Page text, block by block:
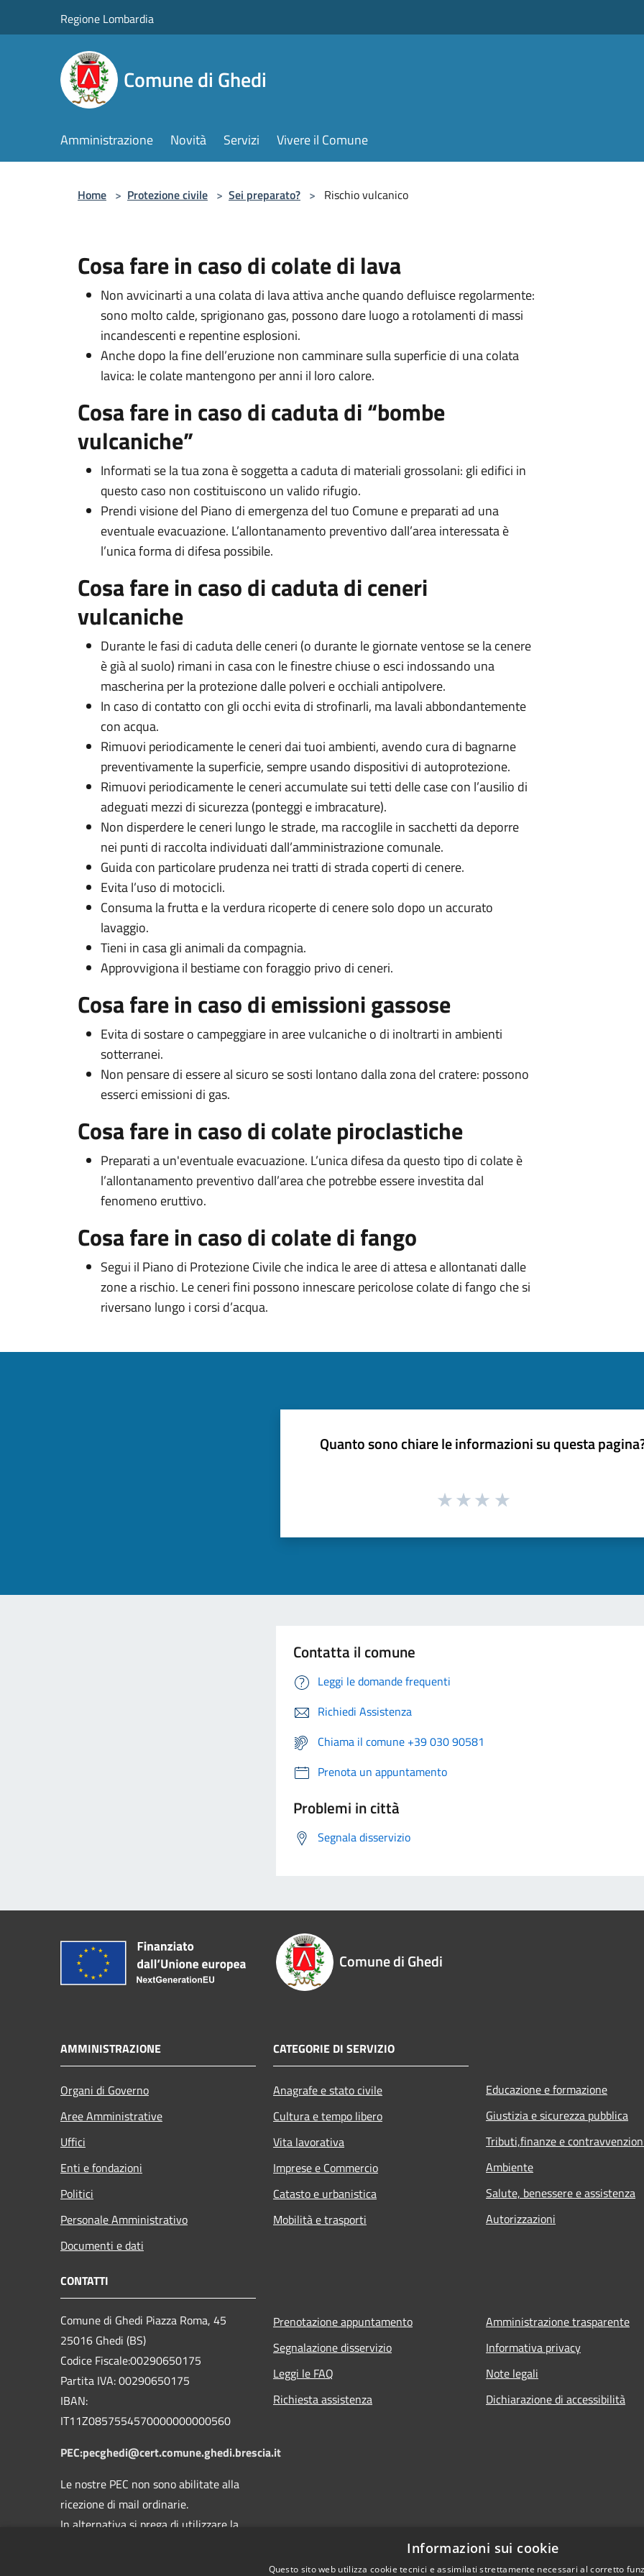
Regione Lombardia
Comune di Ghedi
Amministrazione Novità Servizi Vivere il Comune
Home > Protezione civile > Sei preparato? > Rischio vulcanico
Cosa fare in caso di colate di lava
Non avvicinarti a una colata di lava attiva anche quando defluisce regolarmente:
sono molto calde, sprigionano gas, possono dare luogo a rotolamenti di massi
incandescenti e repentine esplosioni.
Anche dopo la fine dell’eruzione non camminare sulla superficie di una colata
lavica: le colate mantengono per anni il loro calore.
Cosa fare in caso di caduta di “bombe
vulcaniche”
Informati se la tua zona è soggetta a caduta di materiali grossolani: gli edifici in
questo caso non costituiscono un valido rifugio.
Prendi visione del Piano di emergenza del tuo Comune e preparati ad una
eventuale evacuazione. L’allontanamento preventivo dall’area interessata è
l’unica forma di difesa possibile.
Cosa fare in caso di caduta di ceneri
vulcaniche
Durante le fasi di caduta delle ceneri (o durante le giornate ventose se la cenere
è già al suolo) rimani in casa con le finestre chiuse o esci indossando una
mascherina per la protezione dalle polveri e occhiali antipolvere.
In caso di contatto con gli occhi evita di strofinarli, ma lavali abbondantemente
con acqua.
Rimuovi periodicamente le ceneri dai tuoi ambienti, avendo cura di bagnarne
preventivamente la superficie, sempre usando dispositivi di autoprotezione.
Rimuovi periodicamente le ceneri accumulate sui tetti delle case con l’ausilio di
adeguati mezzi di sicurezza (ponteggi e imbracature).
Non disperdere le ceneri lungo le strade, ma raccoglile in sacchetti da deporre
nei punti di raccolta individuati dall’amministrazione comunale.
Guida con particolare prudenza nei tratti di strada coperti di cenere.
Evita l’uso di motocicli.
Consuma la frutta e la verdura ricoperte di cenere solo dopo un accurato
lavaggio.
Tieni in casa gli animali da compagnia.
Approvvigiona il bestiame con foraggio privo di ceneri.
Cosa fare in caso di emissioni gassose
Evita di sostare o campeggiare in aree vulcaniche o di inoltrarti in ambienti
sotterranei.
Non pensare di essere al sicuro se sosti lontano dalla zona del cratere: possono
esserci emissioni di gas.
Cosa fare in caso di colate piroclastiche
Preparati a un'eventuale evacuazione. L’unica difesa da questo tipo di colate è
l’allontanamento preventivo dall’area che potrebbe essere investita dal
fenomeno eruttivo.
Cosa fare in caso di colate di fango
Segui il Piano di Protezione Civile che indica le aree di attesa e allontanati dalle
zone a rischio. Le ceneri fini possono innescare pericolose colate di fango che si
riversano lungo i corsi d’acqua.
Quanto sono chiare le informazioni su questa
Contatta il comune
Leggi le domande frequenti
Richiedi Assistenza
Chiama il comune +39 030 90581
Prenota un appuntamento
Problemi in città
Segnala disservizio
Comune di Ghedi
AMMINISTRAZIONE
Organi di Governo
Aree Amministrative
Uffici
Enti e fondazioni
Politici
Personale Amministrativo
Documenti e dati
CATEGORIE DI SERVIZIO
Anagrafe e stato civile
Cultura e tempo libero
Vita lavorativa
Imprese e Commercio
Catasto e urbanistica
Mobilità e trasporti
Educazione e formazione
Giustizia e sicurezza pubblica
Tributi,finanze e
Ambiente
Salute, benessere e assistenza
Autorizzazioni
CONTATTI
Comune di Ghedi Piazza Roma, 45
25016 Ghedi (BS)
Codice Fiscale:00290650175
Partita IVA: 00290650175
IBAN:
IT11Z0857554570000000000560
PEC:pecghedi@cert.comune.ghedi.brescia.it
Le nostre PEC non sono abilitate alla
ricezione di mail ordinarie.
In alternativa si prega di utilizzare la
Prenotazione appuntamento
Segnalazione disservizio
Leggi le FAQ
Richiesta assistenza
Amministrazione trasparente
Informativa privacy
Note legali
Dichiarazione di accessibilità
Informazioni sui cookie
Questo sito web utilizza cookie tecnici e assimilati strettamente necessari al corretto